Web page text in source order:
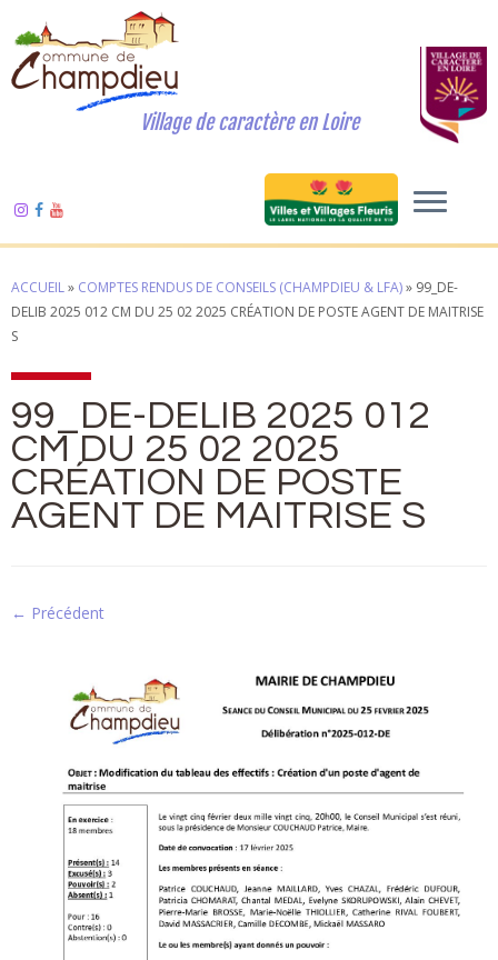
Village de caractère en Loire
ACCUEIL» COMPTES RENDUS DE CONSEILS (CHAMPDIEU & LFA)» 99_DE-
DELIB 2025 012 CM DU 25 02 2025 CRÉATION DE POSTE AGENT DE MAITRISE
S
99_DE-DELIB 2025 012
CM DU 25 02 2025
CRÉATION DE POSTE
AGENT DE MAITRISE S
← Précédent